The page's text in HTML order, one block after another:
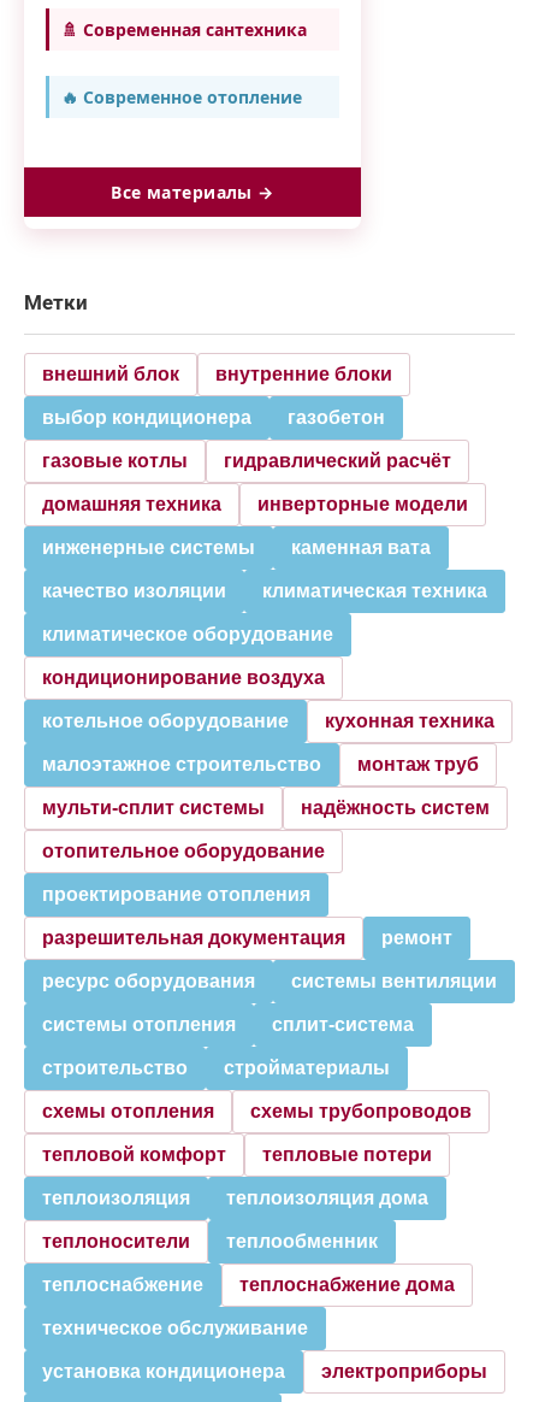
🚿 Современная сантехника
🔥 Современное отопление
Все материалы →
Метки
внешний блок внутренние блоки
выбор кондиционера газобетон
газовые котлы гидравлический расчёт
домашняя техника инверторные модели
инженерные системы каменная вата
качество изоляции климатическая техника
климатическое оборудование
кондиционирование воздуха
котельное оборудование кухонная техника
малоэтажное строительство монтаж труб
мульти-сплит системы надёжность систем
отопительное оборудование
проектирование отопления
разрешительная документация ремонт
ресурс оборудования системы вентиляции
системы отопления сплит-система
строительство стройматериалы
схемы отопления схемы трубопроводов
тепловой комфорт тепловые потери
теплоизоляция теплоизоляция дома
теплоносители теплообменник
теплоснабжение теплоснабжение дома
техническое обслуживание
установка кондиционера электроприборы